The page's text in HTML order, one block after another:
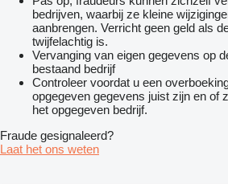
bedrijven, waarbij ze kleine
aanbrengen. Verricht geen geld als
twijfelachtig is.
Vervanging van eigen gegevens op
bestaand bedrijf
Controleer voordat u een
opgegeven gegevens juist zijn en of
het opgegeven bedrijf.
Fraude gesignaleerd?
Laat het ons weten